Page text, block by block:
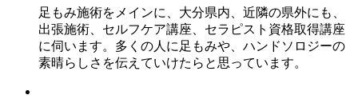
足もみ施術をメインに、大分県内、近隣の県外にも、
出張施術、セルフケア講座、セラピスト資格取得講座
に伺います。多くの人に足もみや、ハンドソロジーの
素晴らしさを伝えていけたらと思っています。